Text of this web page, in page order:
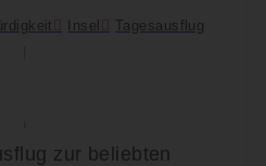
Insel Tagesausflug
zur beliebten